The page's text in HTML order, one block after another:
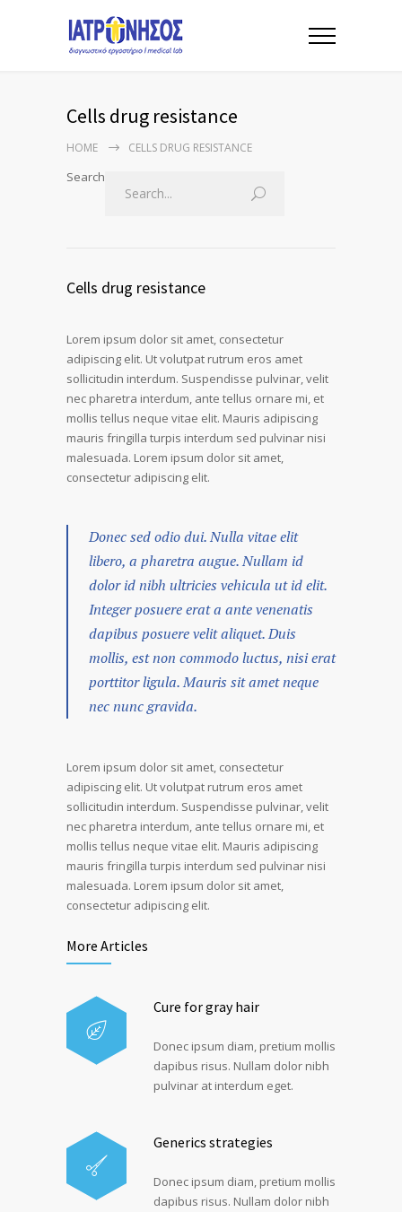
Cells drug resistance
HOME CELLS DRUG RESISTANCE
Search
Cells drug resistance
Lorem ipsum dolor sit amet, consectetur
adipiscing elit. Ut volutpat rutrum eros amet
sollicitudin interdum. Suspendisse pulvinar, velit
nec pharetra interdum, ante tellus ornare mi, et
mollis tellus neque vitae elit. Mauris adipiscing
mauris fringilla turpis interdum sed pulvinar nisi
malesuada. Lorem ipsum dolor sit amet,
consectetur adipiscing elit.
Donec sed odio dui. Nulla vitae elit
libero, a pharetra augue. Nullam id
dolor id nibh ultricies vehicula ut id elit.
Integer posuere erat a ante venenatis
dapibus posuere velit aliquet. Duis
mollis, est non commodo luctus, nisi erat
porttitor ligula. Mauris sit amet neque
nec nunc gravida.
Lorem ipsum dolor sit amet, consectetur
adipiscing elit. Ut volutpat rutrum eros amet
sollicitudin interdum. Suspendisse pulvinar, velit
nec pharetra interdum, ante tellus ornare mi, et
mollis tellus neque vitae elit. Mauris adipiscing
mauris fringilla turpis interdum sed pulvinar nisi
malesuada. Lorem ipsum dolor sit amet,
consectetur adipiscing elit.
More Articles
Cure for gray hair
Donec ipsum diam, pretium mollis
dapibus risus. Nullam dolor nibh
pulvinar at interdum eget.
Generics strategies
Donec ipsum diam, pretium mollis
dapibus risus. Nullam dolor nibh